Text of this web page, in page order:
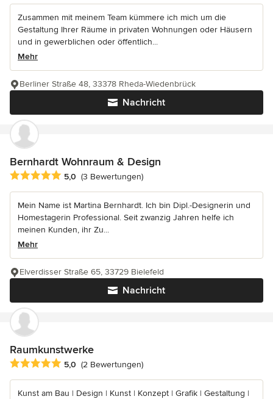
Zusammen mit meinem Team kümmere ich mich um die
Gestaltung Ihrer Räume in privaten Wohnungen oder Häusern
und in gewerblichen oder öffentlich...
Mehr
Nachricht
Berliner Straße 48, 33378 Rheda-Wiedenbrück
Bernhardt Wohnraum & Design
Durchschnittliche Bewertung: 5 von 5 Sternen
5,0 (3 Bewertungen)
Mein Name ist Martina Bernhardt. Ich bin Dipl.-Designerin und
Homestagerin Professional. Seit zwanzig Jahren helfe ich
meinen Kunden, ihr Zu...
Mehr
Nachricht
Elverdisser Straße 65, 33729 Bielefeld
Raumkunstwerke
Durchschnittliche Bewertung: 5 von 5 Sternen
5,0 (2 Bewertungen)
Kunst am Bau | Design | Kunst | Konzept | Grafik | Gestaltung |